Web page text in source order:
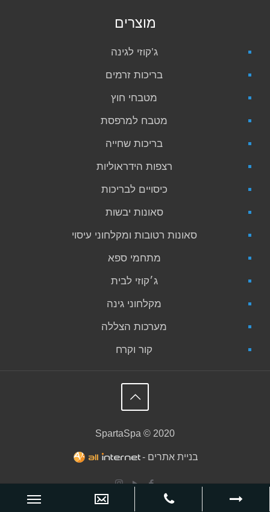
מוצרים
ג’קוזי לגינה
בריכות זרמים
מטבחי חוץ
מטבח למרפסת
בריכות שחייה
רצפות הידראוליות
כיסויים לבריכות
סאונות יבשות
סאונות רטובות ומקלחוני עיסוי
מתחמי ספא
ג׳קוזי לבית
מקלחוני גינה
מערכות הצללה
קור וקרח
SpartaSpa © 2020
בניית אתרים -